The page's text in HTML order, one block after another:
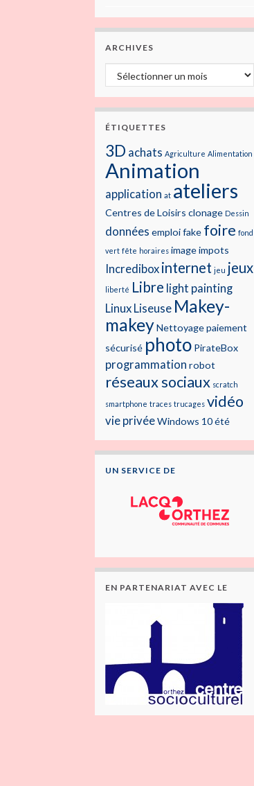
ARCHIVES
ÉTIQUETTES
3D achats Agriculture Alimentation
Animation
application at ateliers
Centres de Loisirs clonage Dessin
données emploifake foire fond
vert fête horaires imageimpots
Incredibox internet jeu jeux
liberté Libre light painting
Linux Liseuse Makey-
makeyNettoyagepaiement
sécurisé photo PirateBox
programmation robot
réseaux sociaux scratch
smartphone traces trucages vidéo
vie privéeWindows 10été
UN SERVICE DE
EN PARTENARIAT AVEC LE